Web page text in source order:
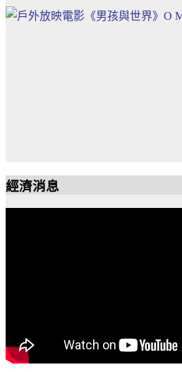
戶外放映電影《男孩與
經濟消息